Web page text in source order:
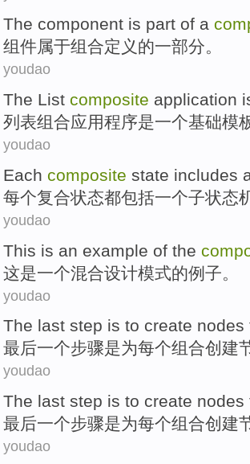
The component is part of a
组件属于组合定义的一部分。
youdao
The List composite application
列表组合应用程序是一个基础模
youdao
Each composite state includes
每个复合状态都包括一个子状态
youdao
This is an example of the
这是一个混合设计模式的例子 。
youdao
The last step is to create nodes
最后一个步骤是为每个组合创建
youdao
The last step is to create nodes
最后一个步骤是为每个组合创建
youdao